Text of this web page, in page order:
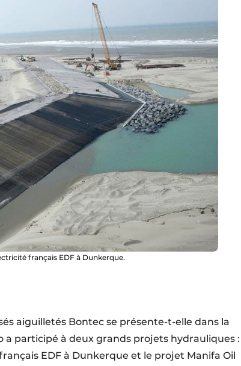
français EDF à Dunkerque.
aiguilletés Bontec se présente-t-elle dans la
a participé à deux grands projets hydrauliques :
EDF à Dunkerque et le projet Manifa Oil